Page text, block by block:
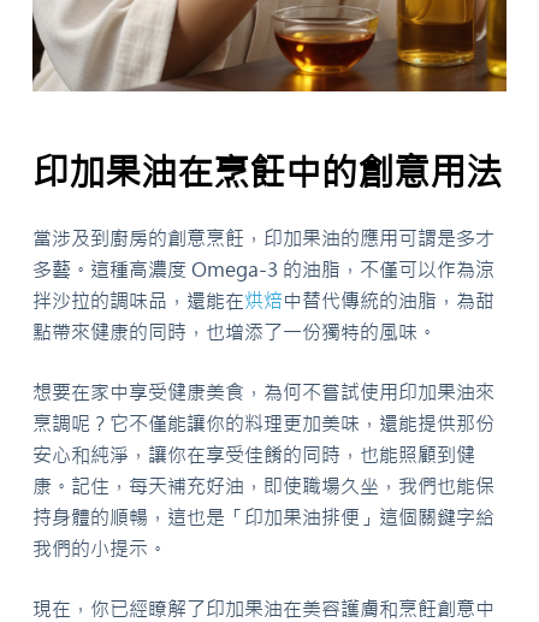
印加果油在烹飪中的創意用法
當涉及到廚房的創意烹飪，印加果油的應用可謂是多才
多藝。這種高濃度 Omega-3 的油脂，不僅可以作為涼
拌沙拉的調味品，還能在烘焙中替代傳統的油脂，為甜
點帶來健康的同時，也增添了一份獨特的風味。
想要在家中享受健康美食，為何不嘗試使用印加果油來
烹調呢？它不僅能讓你的料理更加美味，還能提供那份
安心和純淨，讓你在享受佳餚的同時，也能照顧到健
康。記住，每天補充好油，即使職場久坐，我們也能保
持身體的順暢，這也是「印加果油排便」這個關鍵字給
我們的小提示。
現在，你已經瞭解了印加果油在美容護膚和烹飪創意中